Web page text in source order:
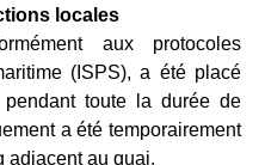
locales
aux protocoles
(ISPS), a été placé
toute la durée de
a été temporairement
adjacent au quai.